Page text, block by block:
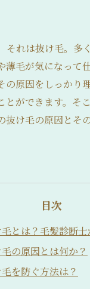
それは抜け毛。多
薄毛が気になって
の原因をしっかり
とができます。そ
抜け毛の原因とそ
目次
とは？毛髪診断士
の原因とは何か？
を防ぐ方法は？